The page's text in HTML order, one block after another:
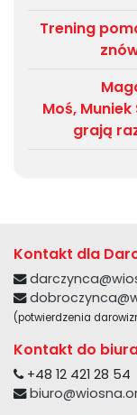
Trening
Moś,
grają
Kontakt dla
(potwierdzenia
Kontakt do
+48 12 421 28 54